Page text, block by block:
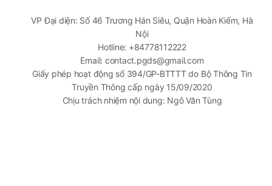
VP Đại diện: Số 46 Trương Hán Siêu, Quận Hoàn Kiếm, Hà
Nội
Hotline: +84778112222
Email: contact.pgds@gmail.com
Giấy phép hoạt động số 394/GP-BTTTT do Bộ Thông Tin
Truyền Thông cấp ngày 15/09/2020
Chịu trách nhiệm nội dung: Ngô Văn Tùng